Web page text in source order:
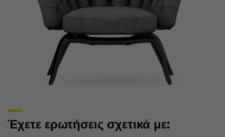
Έχετε ερωτήσεις σχετικά με: